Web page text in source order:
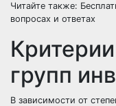
Читайте также:
вопросах и ответах
групп
В зависимости от